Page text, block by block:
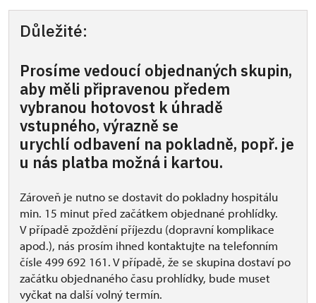
Důležité:
Prosíme vedoucí objednaných skupin,
aby měli připravenou předem
vybranou hotovost k úhradě
vstupného, výrazně se
urychlí odbavení na pokladně, popř. je
u nás platba možná i kartou.
Zároveň je nutno se dostavit do pokladny hospitálu
min. 15 minut před začátkem objednané prohlídky.
V případě zpoždění příjezdu (dopravní komplikace
apod.), nás prosím ihned kontaktujte na telefonním
čísle 499 692 161. V případě, že se skupina dostaví po
začátku objednaného času prohlídky, bude muset
vyčkat na další volný termín.